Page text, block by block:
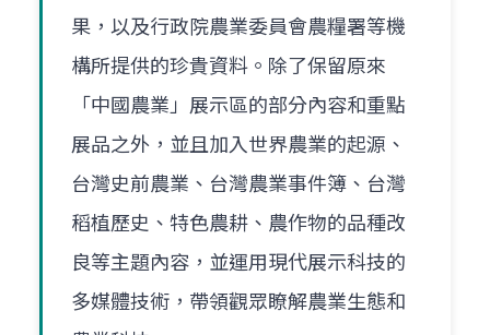
果，以及行政院農業委員會農糧署等機
構所提供的珍貴資料。除了保留原來
「中國農業」展示區的部分內容和重點
展品之外，並且加入世界農業的起源、
台灣史前農業、台灣農業事件簿、台灣
稻植歷史、特色農耕、農作物的品種改
良等主題內容，並運用現代展示科技的
多媒體技術，帶領觀眾瞭解農業生態和